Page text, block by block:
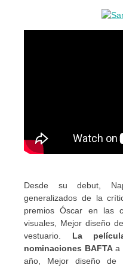
Desde su debut,
generalizados de la
premios Óscar en las
visuales, Mejor diseño
vestuario. La
nominaciones BAFTAa
año, Mejor diseño de